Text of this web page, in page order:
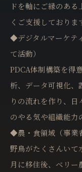
ドを軸にご縁のあ
くご支援しておりま
◆デジタルマーケテ
て活動）
PDCA体制構築を得
析、データ可視化、
りの流れを作り、
のやる気や組織能力
◆農・食領域（事業
野鳥がたくさんいて
月に移住後、ベリ